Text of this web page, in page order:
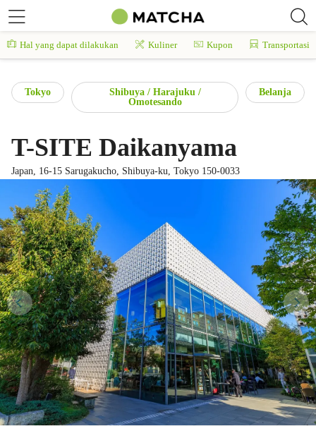
Hal yang dapat dilakukan Kuliner Kupon Transportasi
Tokyo
Shibuya / Harajuku /
Omotesando
Belanja
T-SITE Daikanyama
Japan, 16-15 Sarugakucho, Shibuya-ku, Tokyo 150-0033